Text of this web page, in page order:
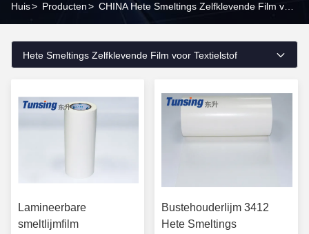
Huis> Producten>
Hete Smeltings Zelfklevende Film voor Textielstof
Lamineerbare
smeltlijmfilm
Bustehouderlijm 3412
Hete Smeltings